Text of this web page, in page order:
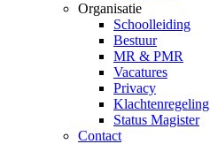
Organisatie
Schoolleiding
Bestuur
MR & PMR
Vacatures
Privacy
Klachtenregeling
Status Magister
Contact